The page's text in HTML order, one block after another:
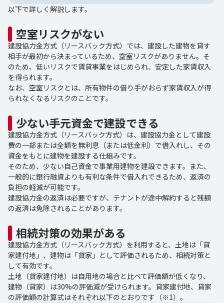
以下で詳しく解説します。
空室リスクがない
建設協力金方式（リースバック方式）では、建設した建物を貸す
相手が最初から決まっているため、空室リスクがありません。そ
のため、低いリスクで賃貸事業をはじめられ、安定した家賃収入
を得られます。
なお、空室リスクとは、所有物件の借り手がおらず家賃収入が得
られなくなるリスクのことです。
少ない手元資金で建設できる
建設協力金方式（リースバック方式）は、建設協力金として建設
費の一部または全額を無利息（または低金利）で借入れし、その
資金をもとに建物を建設する仕組みです。
そのため、少ない自己資金で事業用建物を建設できます。また、
一般的に銀行融資よりも有利な条件で借入れできるため、返済の
負担の軽減が可能です。
建設協力金の返済は必要ですが、テナントが途中解約すると残額
の返済は免除されることがあります。
相続対策の効果がある
建設協力金方式（リースバック方式）を利用すると、土地は「貸
家建付地」、建物は「貸家」として評価されるため、相続対策と
して有効です。
土地（貸家建付地）は自用地の場合と比べて評価額が低くなり、
建物（貸家）は30%の評価減が受けられます。貸家建付地、貸家
の評価額の計算式はそれぞれ以下のとおりです（※1）。